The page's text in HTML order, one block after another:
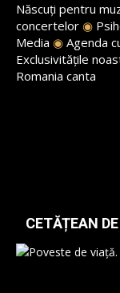
Născuți pentru
concertelor ◉
Media ◉ Agenda
Exclusivitățile
Romania canta
CETĂȚEAN